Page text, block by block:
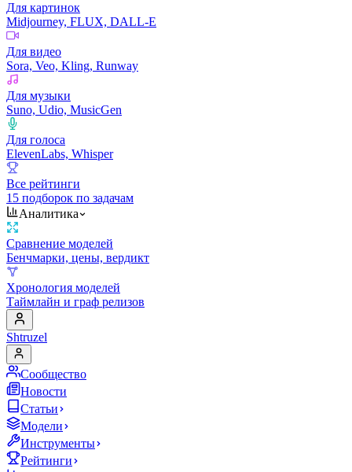
Для картинок
Midjourney, FLUX, DALL-E
Для видео
Sora, Veo, Kling, Runway
Для музыки
Suno, Udio, MusicGen
Для голоса
ElevenLabs, Whisper
Все рейтинги
15 подборок по задачам
Аналитика
Сравнение моделей
Бенчмарки, цены, вердикт
Хронология моделей
Таймлайн и граф релизов
Shtruzel
Сообщество
Новости
Статьи
Модели
Инструменты
Рейтинги